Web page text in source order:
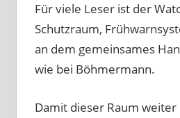
Für viele Leser ist der
Schutzraum,
an dem gemeinsames
wie bei Böhmermann.
Damit dieser Raum